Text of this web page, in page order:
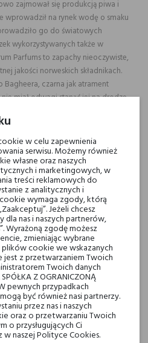
zajmował się produkcją piwa i
na rynek wodę o smaku
go do światowych
wykorzystywanych także w
Parfums to zapachy nieoczywiste,
jakości norweskich składnikach.
Bagheera, czarna jak atrament
miał odwagi stanąć jej na drodze.
odważna jak dziki bawół i
miała głos miękki jak dziki miód
niż puch.” Bagheera
pomiędzy człowiekiem a
„Księdze Dżungli” przez Rudyarda
nuty zamszowej skóry
i suederal, które nadają
zapach na wieczorne wyjścia.
przyprawowej wody
Bagheera.
miękkich aromatów,
składnikach i molekułach, w tym
w celu zapewnienia
serwisu. Możemy również
własne oraz naszych
i marketingowych, w
treści reklamowych do
z analitycznych i
wymaga zgody, którą
Jeżeli chcesz
nas i naszych partnerów,
Wyrażoną zgodę możesz
zmieniając wybrane
cookie we wskazanych
z przetwarzaniem Twoich
Twoich danych
Z OGRANICZONĄ
pewnych przypadkach
być również nasi partnerzy.
przez nas i naszych
oraz o przetwarzaniu Twoich
o przysługujących Ci
w naszej Polityce Cookies.